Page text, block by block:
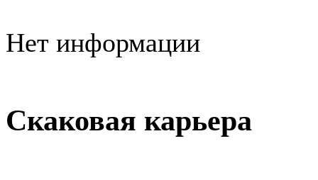
Нет информации
Скаковая карьера